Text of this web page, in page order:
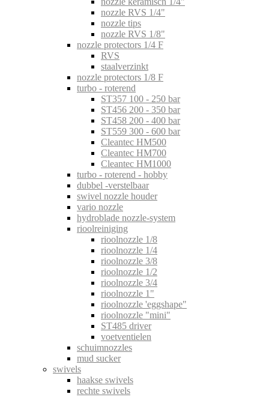
nozzle RVS 1/4"
nozzle tips
nozzle RVS 1/8"
nozzle protectors 1/4 F
RVS
staalverzinkt
nozzle protectors 1/8 F
turbo - roterend
ST357 100 - 250 bar
ST456 200 - 350 bar
ST458 200 - 400 bar
ST559 300 - 600 bar
Cleantec HM500
Cleantec HM700
Cleantec HM1000
turbo - roterend - hobby
dubbel -verstelbaar
swivel nozzle houder
vario nozzle
hydroblade nozzle-system
rioolreiniging
rioolnozzle 1/8
rioolnozzle 1/4
rioolnozzle 3/8
rioolnozzle 1/2
rioolnozzle 3/4
rioolnozzle 1"
rioolnozzle 'eggshape"
rioolnozzle "mini"
ST485 driver
voetventielen
schuimnozzles
mud sucker
swivels
haakse swivels
rechte swivels